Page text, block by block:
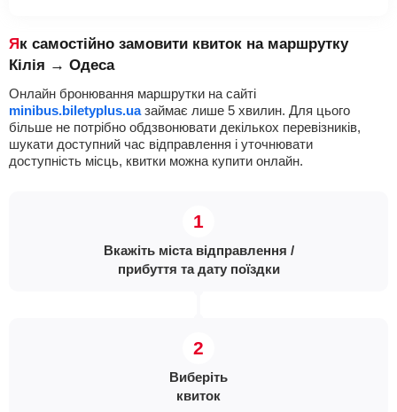
Як самостійно замовити квиток на маршрутку
Кілія → Одеса
Онлайн бронювання маршрутки на сайті
minibus.biletyplus.uaзаймає лише 5 хвилин. Для цього
більше не потрібно обдзвонювати декількох перевізників,
шукати доступний час відправлення і уточнювати
доступність місць, квитки можна купити онлайн.
Вкажіть міста відправлення /
прибуття та дату поїздки
Виберіть
квиток